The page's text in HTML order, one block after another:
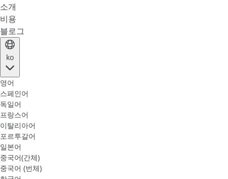
소개
비용
블로그
ko
영어
스페인어
독일어
프랑스어
이탈리아어
포르투갈어
일본어
중국어(간체)
중국어 (번체)